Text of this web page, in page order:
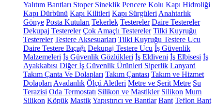
Yalıtım Bantları Stoper Sineklik Pencere Kolu Kapı Hidroliği
Kapı Dürbünü Kapı Kilitleri Kapı Sürgüleri Anahtarlık
Gönye Posta Kutuları Tekerlek Testereler Daire Testereler
Dekupaj Testereler Çok Amaçlı Testereler Tilki Kuyruğu
Testereler Testere Aksesuarları Tilki Kuyruğu Testere Ucu
Daire Testere Bıçağı Dekupaj Testere Ucu İş Güvenlik
Malzemeleri İş Güvenlik Gözlükleri İş Eldiveni İş Elbisesi İş
Ayakkabısı Diğer İş Güvenlik Ürünleri Siperlik Lanyard
Takım Çanta Ve Dolapları Takım Çantası Takım ve Hizmet
Dolapları Avadanlık Ölçü Aletleri Metre ve Şerit Metre Su
Terazisi Oda Termostatı Silikon ve Mastikler Silikon Mum
Silikon Köpük MastikYapıştırıcı ve Bantlar Bant Teflon Bant